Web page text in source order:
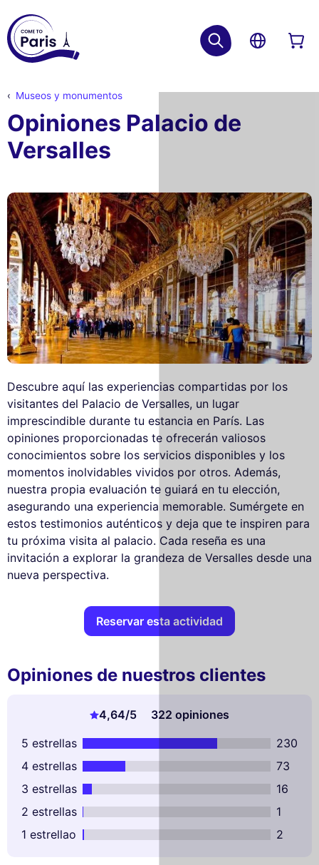
Museos y monumentos
Opiniones Palacio de
Versalles
Descubre aquí las experiencias compartidas por los
visitantes del Palacio de Versalles, un lugar
imprescindible durante tu estancia en París. Las
opiniones proporcionadas te ofrecerán valiosos
conocimientos sobre los servicios disponibles y los
momentos inolvidables vividos por otros. Además,
nuestra propia evaluación te guiará en tu elección,
asegurando una experiencia memorable. Sumérgete en
estos testimonios auténticos y deja que te inspiren para
tu próxima visita al palacio. Cada reseña es una
invitación a explorar la grandeza de Versalles desde una
nueva perspectiva.
Reservar esta actividad
Opiniones de nuestros clientes
4,64/5
322 opiniones
5 estrellas
230
4 estrellas
73
3 estrellas
16
2 estrellas
1
1 estrellao
2